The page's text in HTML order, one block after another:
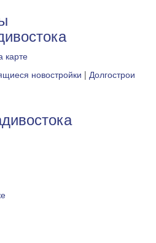
карте
новостройки | Долгострои